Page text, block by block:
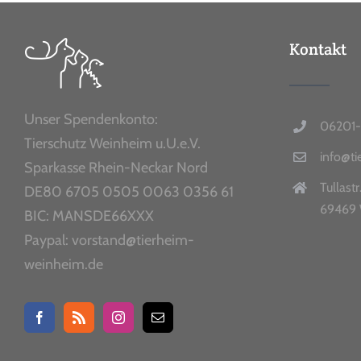
Unser Spendenkonto:
Tierschutz Weinheim u.U.e.V.
Sparkasse Rhein-Neckar Nord
DE80 6705 0505 0063 0356 61
BIC: MANSDE66XXX
Paypal: vorstand@tierheim-
weinheim.de
Kontakt
69469